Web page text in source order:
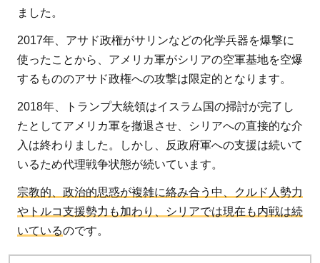
ました。
2017年、アサド政権がサリンなどの化学兵器を爆撃に
使ったことから、アメリカ軍がシリアの空軍基地を空爆
するもののアサド政権への攻撃は限定的となります。
2018年、トランプ大統領はイスラム国の掃討が完了し
たとしてアメリカ軍を撤退させ、シリアへの直接的な介
入は終わりました。しかし、反政府軍への支援は続いて
いるため代理戦争状態が続いています。
宗教的、政治的思惑が複雑に絡み合う中、クルド人勢力
やトルコ支援勢力も加わり、シリアでは現在も内戦は続
いているのです。